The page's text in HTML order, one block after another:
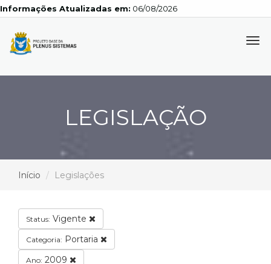
Atualizadas em: 06/08/2026
LEGISLAÇÃO
Início Legislações
Status: Vigente
Categoria: Portaria
Ano: 2009